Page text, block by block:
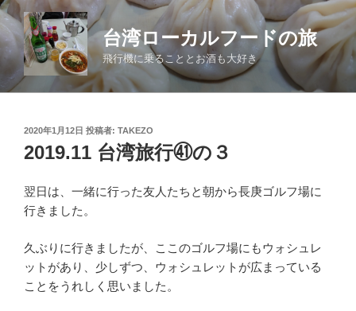
コ
テ
ン
台湾ローカルフードの旅
飛行機に乗ることとお酒も大好き
投
稿
日:
2020年1月12日 投稿者: TAKEZO
2019.11 台湾旅行㊶の３
翌日は、一緒に行った友人たちと朝から長庚ゴルフ場に
行きました。
久ぶりに行きましたが、ここのゴルフ場にもウォシュレ
ットがあり、少しずつ、ウォシュレットが広まっている
ことをうれしく思いました。